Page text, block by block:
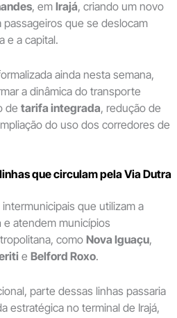
, em Irajá, criando um novo
que se deslocam
e a capital.
ainda nesta semana,
a dinâmica do transporte
de tarifa integrada, redução de
do uso dos corredores de
que circulam pela Via Dutra
que utilizam a
e atendem municípios
como Nova Iguaçu,
e Belford Roxo.
parte dessas linhas passaria
estratégica no terminal de Irajá,